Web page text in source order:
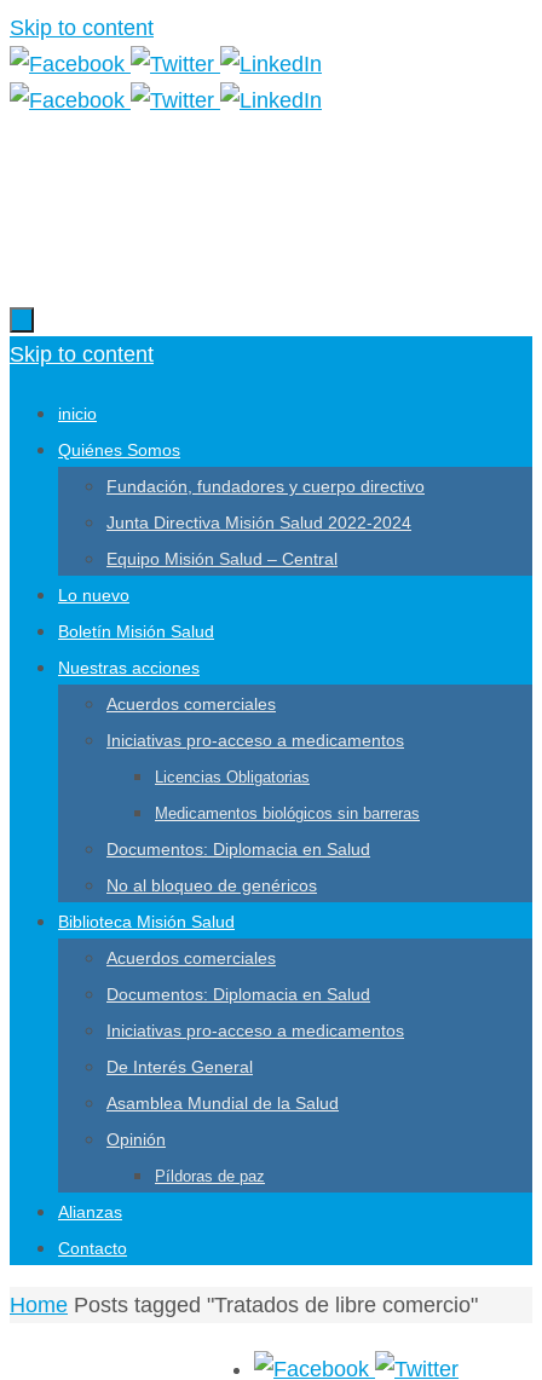
Skip to content
Skip to content
inicio
Quiénes Somos
Fundación, fundadores y cuerpo directivo
Junta Directiva Misión Salud 2022-2024
Equipo Misión Salud – Central
Lo nuevo
Boletín Misión Salud
Nuestras acciones
Acuerdos comerciales
Iniciativas pro-acceso a medicamentos
Licencias Obligatorias
Medicamentos biológicos sin barreras
Documentos: Diplomacia en Salud
No al bloqueo de genéricos
Biblioteca Misión Salud
Acuerdos comerciales
Documentos: Diplomacia en Salud
Iniciativas pro-acceso a medicamentos
De Interés General
Asamblea Mundial de la Salud
Opinión
Píldoras de paz
Alianzas
Contacto
Home Posts tagged "Tratados de libre comercio"
Más información.